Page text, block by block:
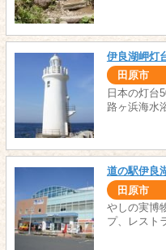
伊良湖岬灯
田原市
日本の灯台
路ヶ浜海水
道の駅伊良
田原市
やしの実博
プ、レスト